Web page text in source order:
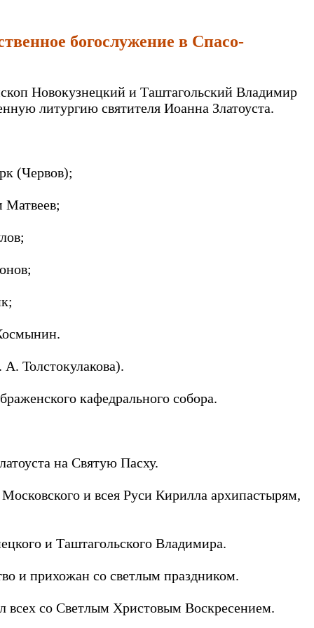
богослужение в Спасо-
Новокузнецкий и Таштагольский Владимир
литургию святителя Иоанна Златоуста.
(Червов);
Матвеев;
Толстокулакова).
кафедрального собора.
на Святую Пасху.
и всея Руси Кирилла архипастырям,
и Таштагольского Владимира.
и прихожан со светлым праздником.
всех со Светлым Христовым Воскресением.